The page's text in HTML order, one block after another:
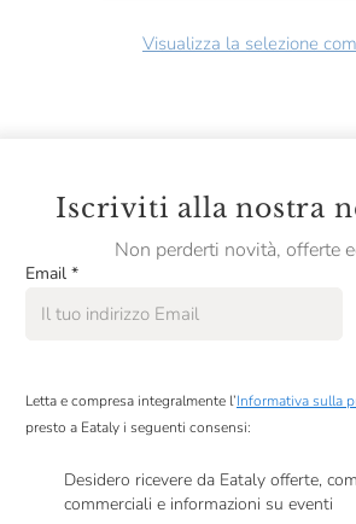
Visualizza la selezione
Iscriviti alla nostra
Non perderti novità, offerte
Email *
Letta e compresa integralmente l’Informativa sulla
presto a Eataly i seguenti consensi:
Desidero ricevere da Eataly offerte,
commerciali e informazioni su eventi